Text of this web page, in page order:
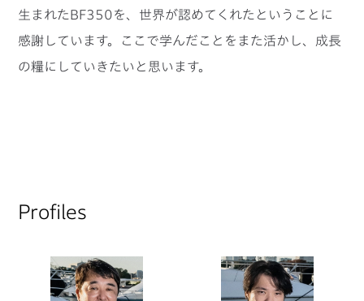
生まれたBF350を、世界が認めてくれたということに
感謝しています。ここで学んだことをまた活かし、成長
の糧にしていきたいと思います。
Profiles